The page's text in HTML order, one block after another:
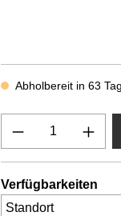
Abholbereit in 63
Verfügbarkeiten
Standort